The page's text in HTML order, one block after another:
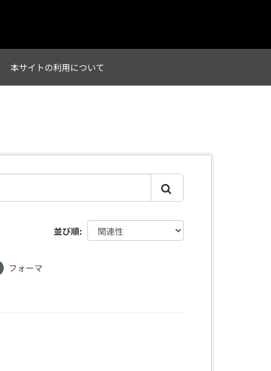
本サイトの利用について
並び順
フォーマ